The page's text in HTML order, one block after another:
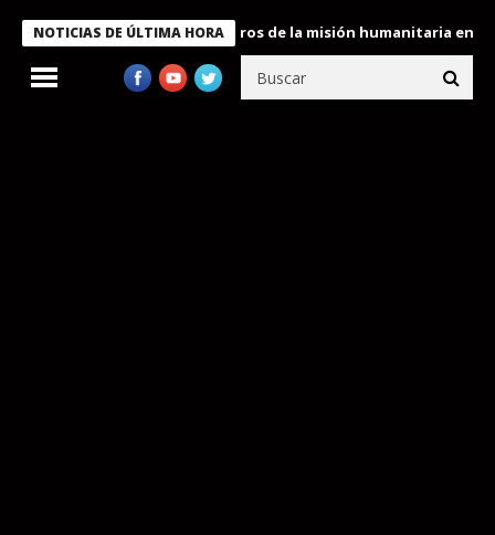
NOTICIAS DE ÚLTIMA HORA
condecora a miembros de la misión humanitaria enviada a